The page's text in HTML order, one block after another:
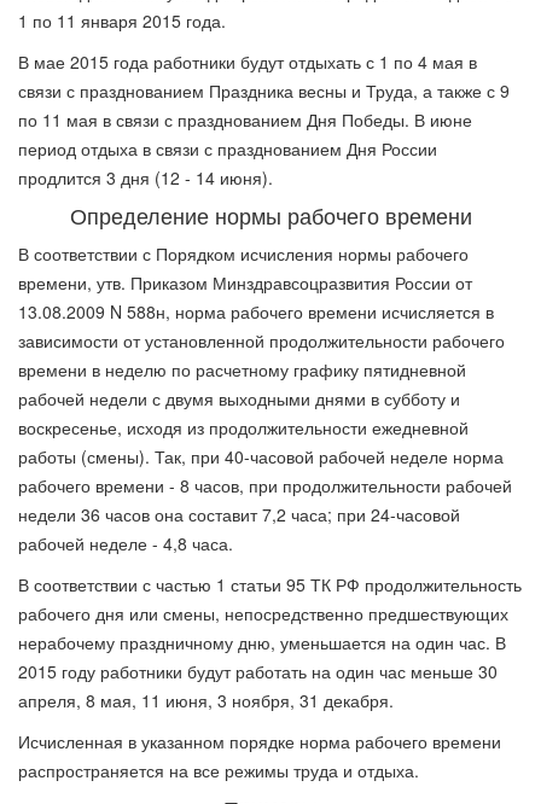
1 по 11 января 2015 года.
В мае 2015 года работники будут отдыхать с 1 по 4 мая в
связи с празднованием Праздника весны и Труда, а также с 9
по 11 мая в связи с празднованием Дня Победы. В июне
период отдыха в связи с празднованием Дня России
продлится 3 дня (12 - 14 июня).
Определение нормы рабочего времени
В соответствии с Порядком исчисления нормы рабочего
времени, утв. Приказом Минздравсоцразвития России от
13.08.2009 N 588н, норма рабочего времени исчисляется в
зависимости от установленной продолжительности рабочего
времени в неделю по расчетному графику пятидневной
рабочей недели с двумя выходными днями в субботу и
воскресенье, исходя из продолжительности ежедневной
работы (смены). Так, при 40-часовой рабочей неделе норма
рабочего времени - 8 часов, при продолжительности рабочей
недели 36 часов она составит 7,2 часа; при 24-часовой
рабочей неделе - 4,8 часа.
В соответствии с частью 1 статьи 95 ТК РФ продолжительность
рабочего дня или смены, непосредственно предшествующих
нерабочему праздничному дню, уменьшается на один час. В
2015 году работники будут работать на один час меньше 30
апреля, 8 мая, 11 июня, 3 ноября, 31 декабря.
Исчисленная в указанном порядке норма рабочего времени
распространяется на все режимы труда и отдыха.